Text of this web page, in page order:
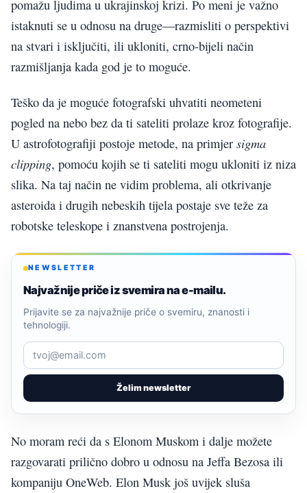
pomažu ljudima u ukrajinskoj krizi. Po meni je važno
istaknuti se u odnosu na druge—razmisliti o perspektivi
na stvari i isključiti, ili ukloniti, crno-bijeli način
razmišljanja kada god je to moguće.
Teško da je moguće fotografski uhvatiti neometeni
pogled na nebo bez da ti sateliti prolaze kroz fotografije.
U astrofotografiji postoje metode, na primjer sigma
clipping, pomoću kojih se ti sateliti mogu ukloniti iz niza
slika. Na taj način ne vidim problema, ali otkrivanje
asteroida i drugih nebeskih tijela postaje sve teže za
robotske teleskope i znanstvena postrojenja.
NEWSLETTER
Najvažnije priče iz svemira na e-mailu.
Želim newsletter
Prijavite se za najvažnije priče o svemiru, znanosti i
tehnologiji.
No moram reći da s Elonom Muskom i dalje možete
razgovarati prilično dobro u odnosu na Jeffa Bezosa ili
kompaniju OneWeb. Elon Musk još uvijek sluša